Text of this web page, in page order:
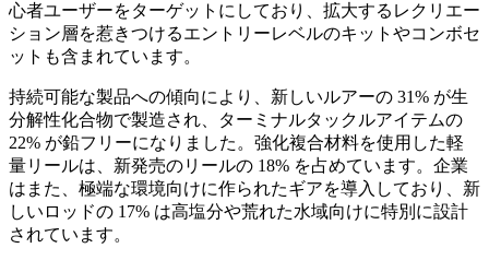
心者ユーザーをターゲットにしており、拡大するレクリエー
ション層を惹きつけるエントリーレベルのキットやコンボセ
ットも含まれています。
持続可能な製品への傾向により、新しいルアーの 31% が生
分解性化合物で製造され、ターミナルタックルアイテムの
22% が鉛フリーになりました。強化複合材料を使用した軽
量リールは、新発売のリールの 18% を占めています。企業
はまた、極端な環境向けに作られたギアを導入しており、新
しいロッドの 17% は高塩分や荒れた水域向けに特別に設計
されています。